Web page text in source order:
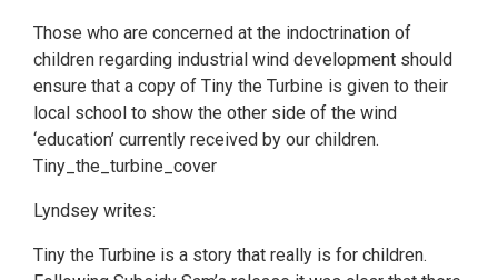
Those who are concerned at the indoctrination of
children regarding industrial wind development should
ensure that a copy of Tiny the Turbine is given to their
local school to show the other side of the wind
‘education’ currently received by our children.
Tiny_the_turbine_cover
Lyndsey writes:
Tiny the Turbine is a story that really is for children.